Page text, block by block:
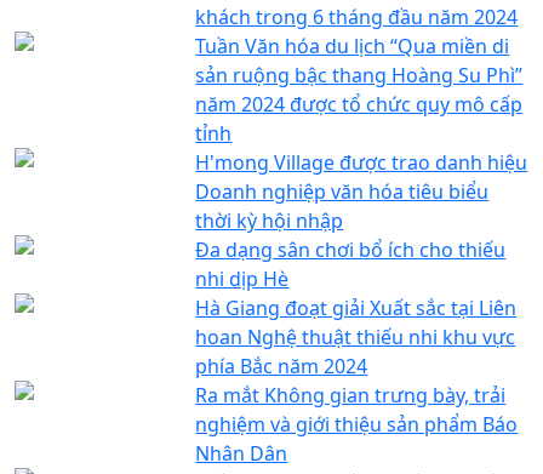
khách trong 6 tháng đầu năm 2024
Tuần Văn hóa du lịch “Qua miền di
sản ruộng bậc thang Hoàng Su Phì”
năm 2024 được tổ chức quy mô cấp
tỉnh
H'mong Village được trao danh hiệu
Doanh nghiệp văn hóa tiêu biểu
thời kỳ hội nhập
Đa dạng sân chơi bổ ích cho thiếu
nhi dịp Hè
Hà Giang đoạt giải Xuất sắc tại Liên
hoan Nghệ thuật thiếu nhi khu vực
phía Bắc năm 2024
Ra mắt Không gian trưng bày, trải
nghiệm và giới thiệu sản phẩm Báo
Nhân Dân